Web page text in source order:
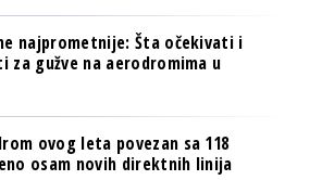
najprometnije: Šta očekivati i
za gužve na aerodromima u
ovog leta povezan sa 118
osam novih direktnih linija